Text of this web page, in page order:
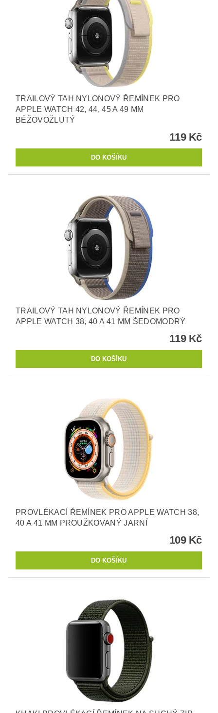
TRAILOVÝ TAH NYLONOVÝ ŘEMÍNEK PRO
APPLE WATCH 42, 44, 45 A 49 MM
BÉŽOVOŽLUTÝ
119 Kč
TRAILOVÝ TAH NYLONOVÝ ŘEMÍNEK PRO
APPLE WATCH 38, 40 A 41 MM ŠEDOMODRÝ
119 Kč
PROVLÉKACÍ ŘEMÍNEK PRO APPLE WATCH 38,
40 A 41 MM PROUŽKOVANÝ JARNÍ
109 Kč